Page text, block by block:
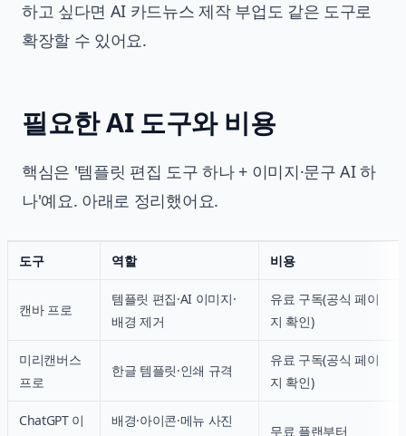
하고 싶다면 AI 카드뉴스 제작 부업도 같은 도구로
확장할 수 있어요.
필요한 AI 도구와 비용
핵심은 '템플릿 편집 도구 하나 + 이미지·문구 AI 하
나'예요. 아래로 정리했어요.
도구 역할 비용
캔바 프로
템플릿 편집·AI 이미지·
배경 제거
유료 구독(공식 페이
지 확인)
미리캔버스
프로
한글 템플릿·인쇄 규격
유료 구독(공식 페이
지 확인)
ChatGPT 이
배경·아이콘·메뉴 사진
무료 플랜부터